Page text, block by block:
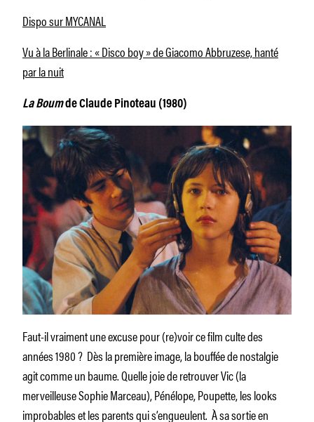
Dispo sur MYCANAL
Vu à la Berlinale : « Disco boy » de Giacomo Abbruzese, hanté
par la nuit
La Boumde Claude Pinoteau (1980)
Faut-il vraiment une excuse pour (re)voir ce film culte des
années 1980 ? Dès la première image, la bouffée de nostalgie
agit comme un baume. Quelle joie de retrouver Vic (la
merveilleuse Sophie Marceau), Pénélope, Poupette, les looks
improbables et les parents qui s’engueulent. À sa sortie en